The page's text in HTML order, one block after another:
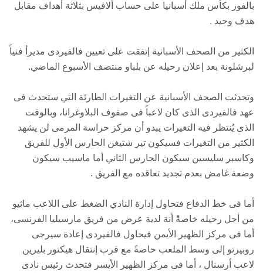
بالفوز بكأس ملك أسبانيا على حساب ألافيس بثلاثة أهداف مقابل
هدف وحيد .
الكثير من الصحف الأسبانية إتفقت على تعيين فالفيردى مديرأ فنياً
لبرشلونة بعد إعلان رحيله عن بلباو منتصف الأسبوع الماضي.
وتحدثت الصحف الأسبانية عن التغيرات الطارئة التي ستحدث فى
عهد فالفيردى الذى كان لاعباً فى صفوف البلاوغرانا، وبالوقت
الذى يُنتظر فيه التغيرات يبدو أن مركز حراسة المرمى لن يشهد
الكثير من التغيرات فسيكون تير شتيغن الحارس الأول للفريق
وكاسبر سليسين سيكون الحارس الثاني أما ماسيب سيكون
وضعة غامض بعدم تجديد تعاقده مع الفريق .
أما فى خط الدفاع فتحاول إدارة النادي الضغط على اللاعب ماثيو
من أجل رحيله خاصةً أنة لدية عرض من فريق مارسيليا الفرنسى،
أما فى مركز الظهير الأيمن فيحاول فالفيردى إعادة سيرجى
روبيرتو إلى وسط الملعب خاصةً مع قرب إنتقال هيكتور بليرين
لاعب أرسنال ، أما فى مركز الظهير الأيسر فتحدث رئيس نادى